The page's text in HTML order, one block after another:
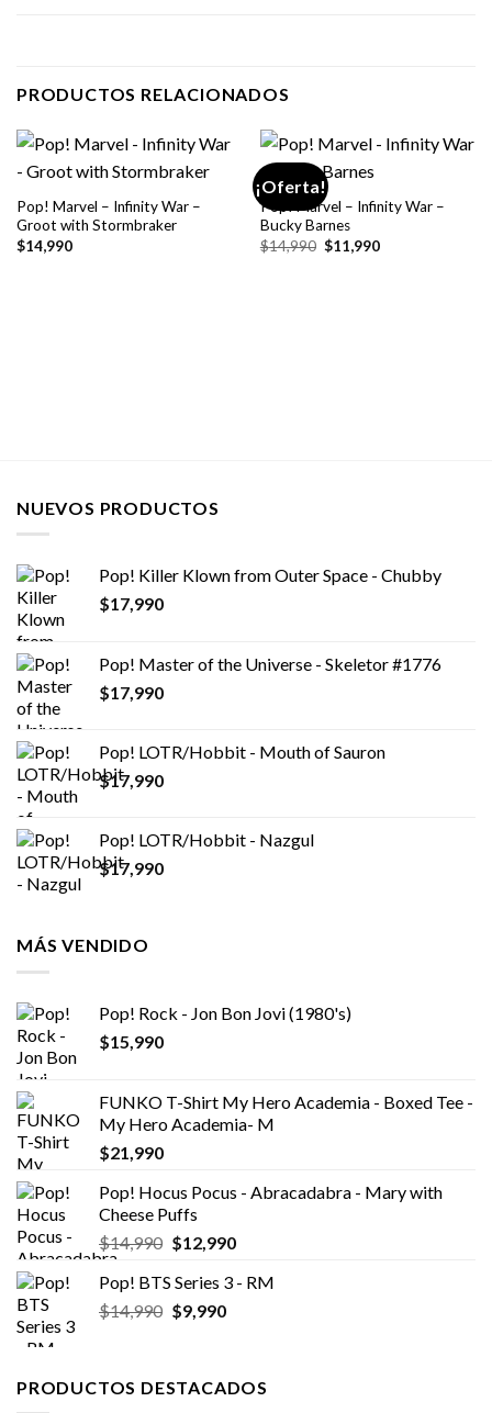
PRODUCTOS RELACIONADOS
Pop! Marvel – Infinity War –
Groot with Stormbraker
$14,990
¡Oferta!
Pop! Marvel – Infinity War –
Bucky Barnes
$14,990 El
precio
$11,990El
NUEVOS PRODUCTOS
Pop! Killer Klown from Outer Space - Chubby
$17,990
Pop! Master of the Universe - Skeletor #1776
$17,990
Pop! LOTR/Hobbit - Mouth of Sauron
$17,990
Pop! LOTR/Hobbit - Nazgul
$17,990
MÁS VENDIDO
Pop! Rock - Jon Bon Jovi (1980's)
$15,990
FUNKO T-Shirt My Hero Academia - Boxed Tee -
My Hero Academia- M
$21,990
Pop! Hocus Pocus - Abracadabra - Mary with
Cheese Puffs
$14,990 El
original
era:
$12,990El
actual
Pop! BTS Series 3 - RM
$14,990 El
era:
$14,990.
$9,990El
es:
$9,990.
PRODUCTOS DESTACADOS